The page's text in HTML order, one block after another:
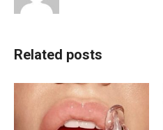
Related posts